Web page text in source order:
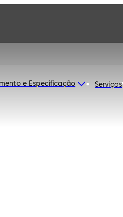
e Especificação Serviços